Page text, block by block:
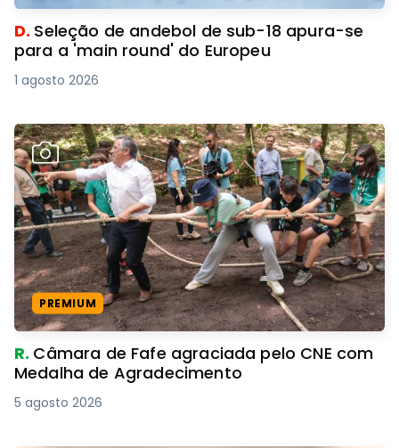
D. Seleção de andebol de sub-18 apura-se
para a 'main round' do Europeu
1 agosto 2026
PREMIUM
R. Câmara de Fafe agraciada pelo CNE com
Medalha de Agradecimento
5 agosto 2026